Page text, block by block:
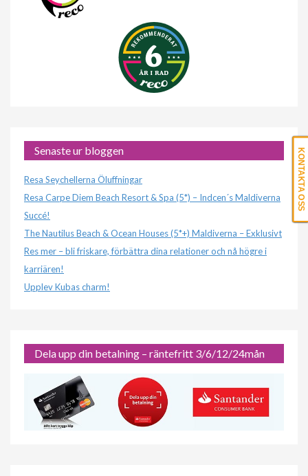
Senaste ur bloggen
Resa Seychellerna Öluffningar
Resa Carpe Diem Beach Resort & Spa (5*) – Indcen´s Maldiverna
Succé!
The Nautilus Beach & Ocean Houses (5*+) Maldiverna – Exklusivt
Res mer – bli friskare, förbättra dina relationer och nå högre i
karriären!
Upplev Kubas charm!
Dela upp din betalning – räntefritt 3/6/12/24mån
KONTAKTA OSS